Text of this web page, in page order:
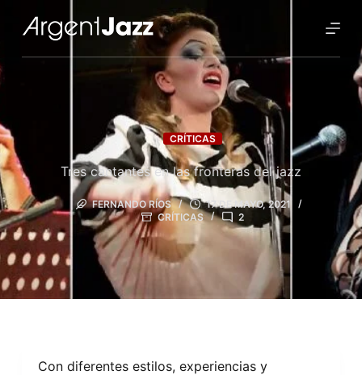
CRÍTICAS
Tres cantantes en las fronteras del jazz
FERNANDO RÍOS
17 DE MAYO, 2021
CRÍTICAS
2
Con diferentes estilos, experiencias y